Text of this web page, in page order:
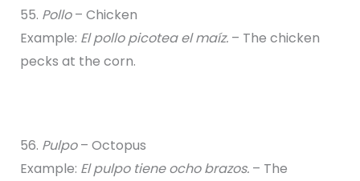
55. Pollo– Chicken
Example: El pollo picotea el maíz.– The chicken
pecks at the corn.
56. Pulpo– Octopus
Example: El pulpo tiene ocho brazos.– The